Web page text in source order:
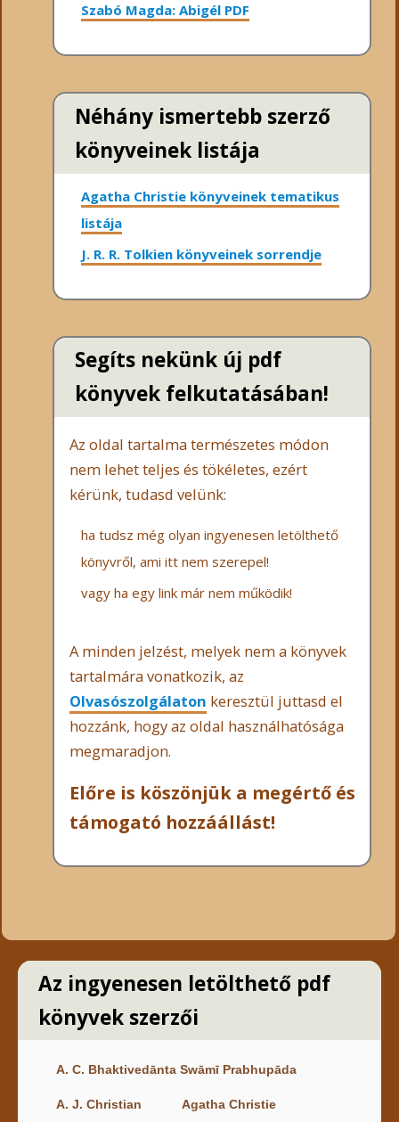
Szabó Magda: Abigél PDF
Néhány ismertebb szerző
könyveinek listája
Agatha Christie könyveinek tematikus
listája
J. R. R. Tolkien könyveinek sorrendje
Segíts nekünk új pdf
könyvek felkutatásában!
Az oldal tartalma természetes módon
nem lehet teljes és tökéletes, ezért
kérünk, tudasd velünk:
ha tudsz még olyan ingyenesen letölthető
könyvről, ami itt nem szerepel!
vagy ha egy link már nem működik!
A minden jelzést, melyek nem a könyvek
tartalmára vonatkozik, az
Olvasószolgálaton keresztül juttasd el
hozzánk, hogy az oldal használhatósága
megmaradjon.
Előre is köszönjük a megértő és
támogató hozzáállást!
Az ingyenesen letölthető pdf
könyvek szerzői
A. C. Bhaktivedānta Swāmī Prabhupāda
A. J. Christian Agatha Christie